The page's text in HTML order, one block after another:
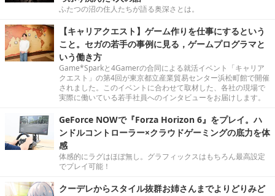
ふたつの沼の住人たちが語る奥深さとは。
【キャリアクエスト】ゲーム作りを仕事にするという
こと。セガの若手の事例に見る，ゲームプログラマと
いう働き方
Game*Sparkと4Gamerの合同による就活イベント「キャリア
クエスト」の第4回が東京都立産業貿易センター浜松町館で開催
されました。このイベントに合わせて取材した、各社の現場で
実際に働いている若手社員へのインタビューをお届けします。
GeForce NOWで『Forza Horizon 6』をプレイ。ハ
ンドルコントローラー×クラウドゲーミングの底力を体
感
体感的にラグはほぼ無し。グラフィックスはもちろん最高設定
でプレイ可能！
クーデレからスタイル抜群お姉さんまでよりどりみど